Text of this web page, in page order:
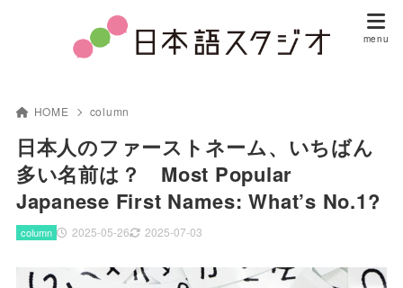
HOME column
日本人のファーストネーム、いちばん
多い名前は？ Most Popular
Japanese First Names: What’s No.1?
2025-05-26 2025-07-03
column